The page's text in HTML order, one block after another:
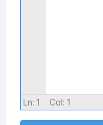
Ln: 1 Col: 1